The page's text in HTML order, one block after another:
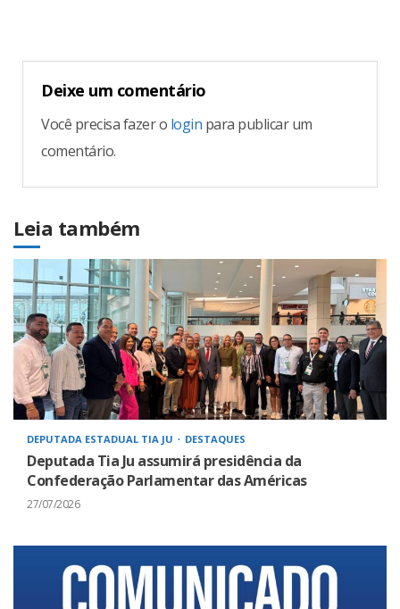
Deixe um comentário
Você precisa fazer o login para publicar um
comentário.
Leia também
DEPUTADA ESTADUAL TIA JU DESTAQUES
Deputada Tia Ju assumirá presidência da
Confederação Parlamentar das Américas
27/07/2026